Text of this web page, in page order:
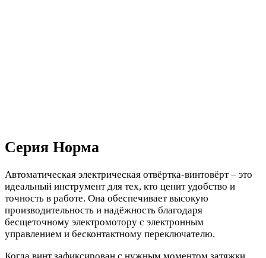
Серия Норма
Автоматическая электрическая отвёртка-винтовёрт – это
идеальный инструмент для тех, кто ценит удобство и
точность в работе. Она обеспечивает высокую
производительность и надёжность благодаря
бесщеточному электромотору с электронным
управлением и бесконтактному переключателю.